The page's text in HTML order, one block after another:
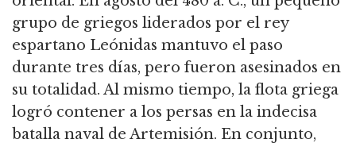
grupo de griegos liderados por el rey
espartano Leónidas mantuvo el paso
durante tres días, pero fueron asesinados en
su totalidad. Al mismo tiempo, la flota griega
logró contener a los persas en la indecisa
batalla naval de Artemisión. En conjunto,